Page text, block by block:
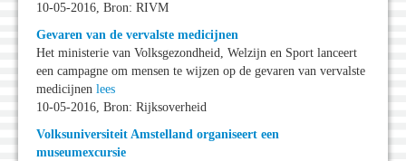
10-05-2016, Bron: RIVM
Gevaren van de vervalste medicijnen
Het ministerie van Volksgezondheid, Welzijn en Sport lanceert
een campagne om mensen te wijzen op de gevaren van vervalste
medicijnen lees
10-05-2016, Bron: Rijksoverheid
Volksuniversiteit Amstelland organiseert een
museumexcursie